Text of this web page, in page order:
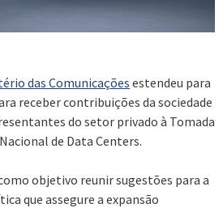
das Comunicações estendeu para
receber contribuições da sociedade
do setor privado à Tomada
de Data Centers.
objetivo reunir sugestões para a
que assegure a expansão